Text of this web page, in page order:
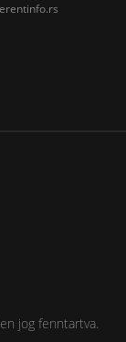
jog fenntartva.